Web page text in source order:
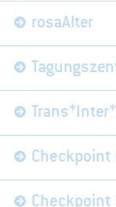
rosaAlter
Checkpoint
Checkpoint